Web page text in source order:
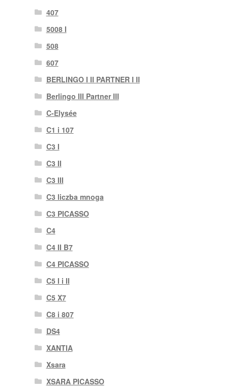
407
5008 I
508
607
BERLINGO I II PARTNER I II
Berlingo III Partner III
C-Elysée
C1 i 107
C3 I
C3 II
C3 III
C3 liczba mnoga
C3 PICASSO
C4
C4 II B7
C4 PICASSO
C5 I i II
C5 X7
C8 i 807
DS4
XANTIA
Xsara
XSARA PICASSO